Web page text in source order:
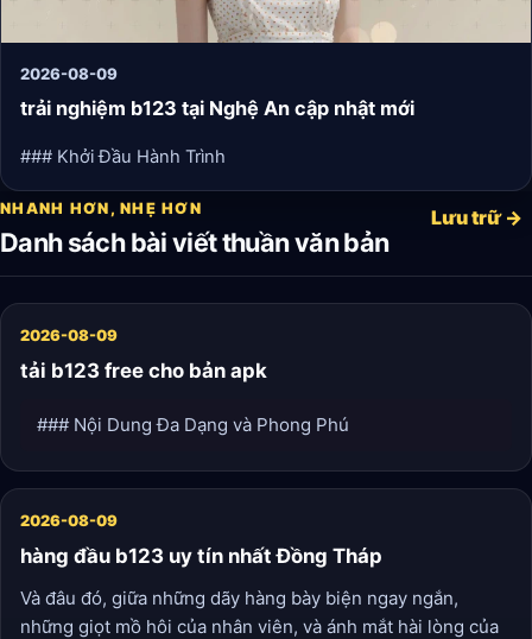
2026-08-09
trải nghiệm b123 tại Nghệ An cập nhật mới
### Khởi Đầu Hành Trình
NHANH HƠN, NHẸ HƠN
Danh sách bài viết thuần văn bản
Lưu trữ →
2026-08-09
tải b123 free cho bản apk
### Nội Dung Đa Dạng và Phong Phú
2026-08-09
hàng đầu b123 uy tín nhất Đồng Tháp
Và đâu đó, giữa những dãy hàng bày biện ngay ngắn,
những giọt mồ hôi của nhân viên, và ánh mắt hài lòng của